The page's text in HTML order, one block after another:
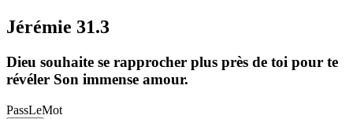
Jérémie 31.3
Dieu souhaite se rapprocher plus près de toi pour te
révéler Son immense amour.
PassLeMot